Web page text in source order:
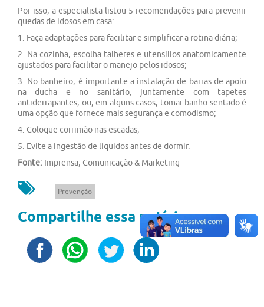
Por isso, a especialista listou 5 recomendações para prevenir
quedas de idosos em casa:
1. Faça adaptações para facilitar e simplificar a rotina diária;
2. Na cozinha, escolha talheres e utensílios anatomicamente
ajustados para facilitar o manejo pelos idosos;
3. No banheiro, é importante a instalação de barras de apoio
na ducha e no sanitário, juntamente com tapetes
antiderrapantes, ou, em alguns casos, tomar banho sentado é
uma opção que fornece mais segurança e comodismo;
4. Coloque corrimão nas escadas;
5. Evite a ingestão de líquidos antes de dormir.
Fonte: Imprensa, Comunicação & Marketing
Prevenção
Compartilhe essa notícia